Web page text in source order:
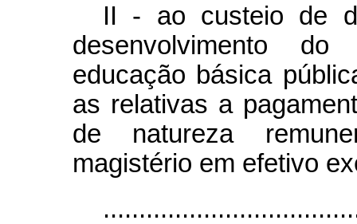
II - ao custeio de
desenvolvimento
educação básica
as relativas a
de natureza
magistério em efetivo